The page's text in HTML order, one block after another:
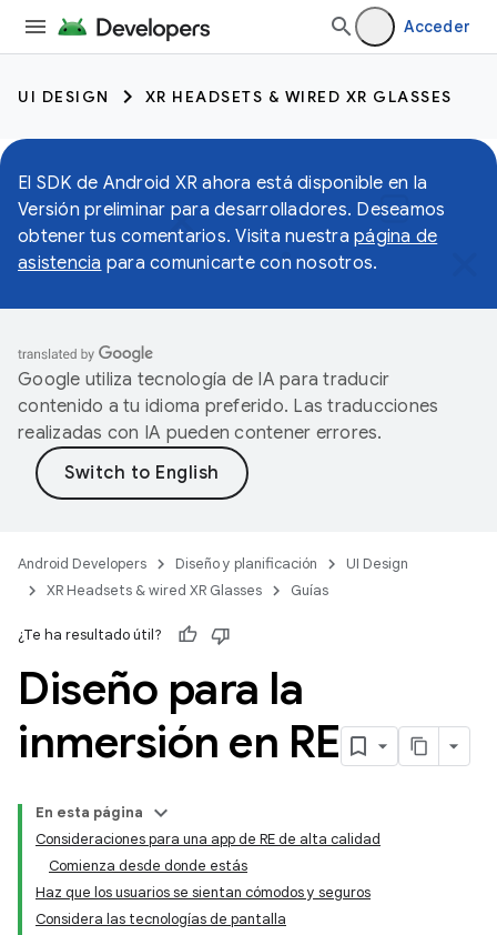
Acceder
UI DESIGN XR HEADSETS & WIRED XR GLASSES
El SDK de Android XR ahora está disponible en la
Versión preliminar para desarrolladores. Deseamos
obtener tus comentarios. Visita nuestra página de
asistencia para comunicarte con nosotros.
Google utiliza tecnología de IA para traducir
contenido a tu idioma preferido. Las traducciones
realizadas con IA pueden contener errores.
Android Developers Diseño y planificación
UI Design
XR Headsets & wired XR Glasses
Guías
¿Te ha resultado útil?
Diseño para la
inmersión en RE
En esta página
Consideraciones para una app de RE de alta calidad
Comienza desde donde estás
Haz que los usuarios se sientan cómodos y seguros
Considera las tecnologías de pantalla